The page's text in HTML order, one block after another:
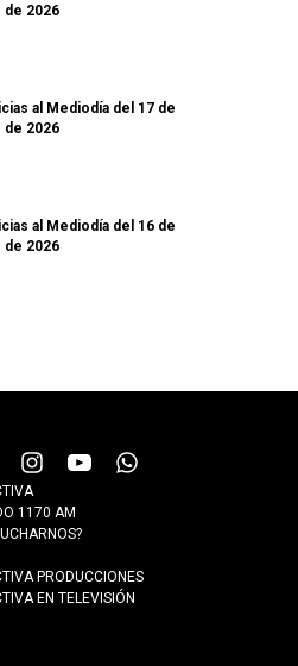
de 2026
al Mediodía del 17 de
de 2026
al Mediodía del 16 de
de 2026
1170 AM
PRODUCCIONES
EN TELEVISIÓN